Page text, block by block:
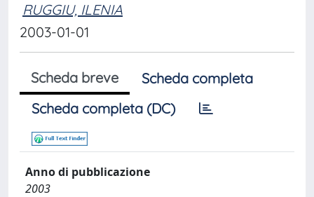
RUGGIU, ILENIA
2003-01-01
Scheda breve
Scheda completa
Scheda completa (DC)
Anno di pubblicazione
2003